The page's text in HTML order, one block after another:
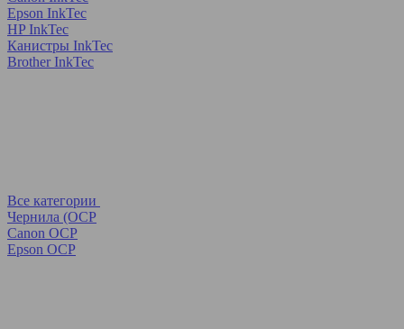
Epson InkTec
HP InkTec
Канистры InkTec
Brother InkTec
Все категории
Чернила (OCP
Canon OCP
Epson OCP